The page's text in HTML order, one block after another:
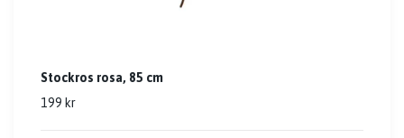
Stockros rosa, 85 cm
199 kr